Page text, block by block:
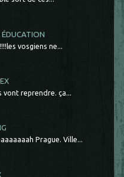
vosgiens ne...
reprendre. ça...
Prague. Ville...